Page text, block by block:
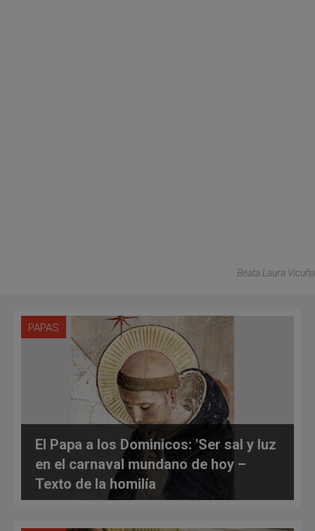
Beata Laura Vicuña
PAPAS
El Papa a los Dominicos: 'Ser sal y luz
en el carnaval mundano de hoy –
Texto de la homilía